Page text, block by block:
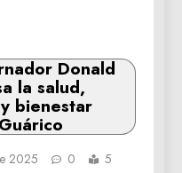
Donald
la salud,
bienestar
2025 0
5